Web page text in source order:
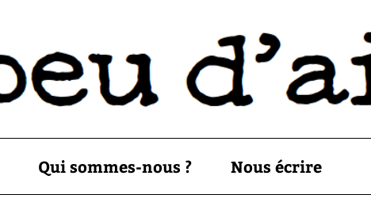
Qui sommes-nous ? Nous écrire